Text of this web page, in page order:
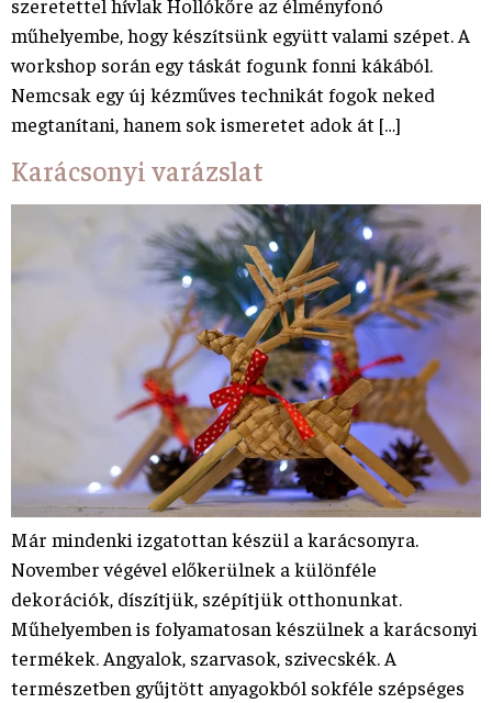
műhelyembe, hogy készítsünk együtt valami szépet. A
workshop során egy táskát fogunk fonni kákából.
Nemcsak egy új kézműves technikát fogok neked
megtanítani, hanem sok ismeretet adok át […]
Karácsonyi varázslat
Már mindenki izgatottan készül a karácsonyra.
November végével előkerülnek a különféle
dekorációk, díszítjük, szépítjük otthonunkat.
Műhelyemben is folyamatosan készülnek a karácsonyi
termékek. Angyalok, szarvasok, szivecskék. A
természetben gyűjtött anyagokból sokféle szépséges